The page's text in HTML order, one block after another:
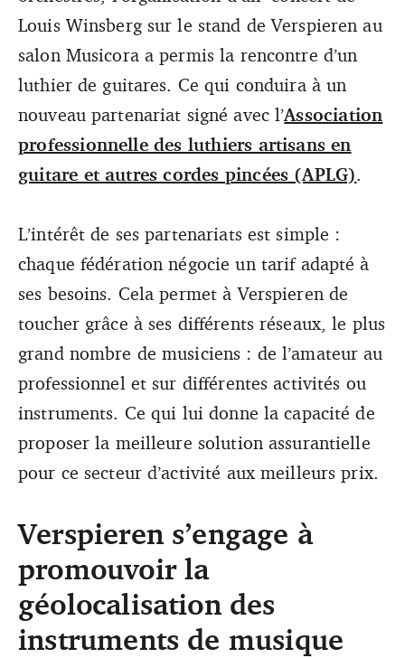
Louis Winsberg sur le stand de Verspieren au
salon Musicora a permis la rencontre d’un
luthier de guitares. Ce qui conduira à un
nouveau partenariat signé avec l’Association
professionnelle des luthiers artisans en
guitare et autres cordes pincées (APLG).
L’intérêt de ses partenariats est simple :
chaque fédération négocie un tarif adapté à
ses besoins. Cela permet à Verspieren de
toucher grâce à ses différents réseaux, le plus
grand nombre de musiciens : de l’amateur au
professionnel et sur différentes activités ou
instruments. Ce qui lui donne la capacité de
proposer la meilleure solution assurantielle
pour ce secteur d’activité aux meilleurs prix.
Verspieren s’engage à
promouvoir la
géolocalisation des
instruments de musique